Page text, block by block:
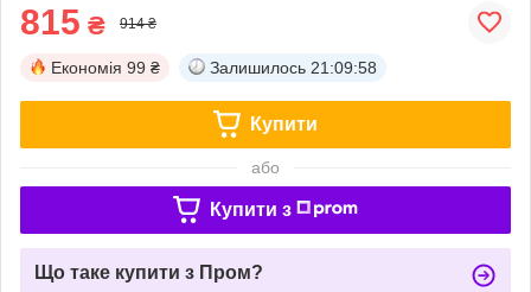
815 ₴ 914 ₴
Економія 99 ₴ Залишилось 21:09:57
Купити
або
Купити з
Що таке купити з Пром?